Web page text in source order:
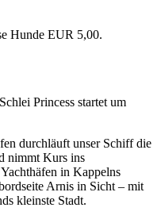
Hunde EUR 5,00.
Princess startet um
durchläuft unser Schiff die
nimmt Kurs ins
in Kappelns
Arnis in Sicht – mit
kleinste Stadt.